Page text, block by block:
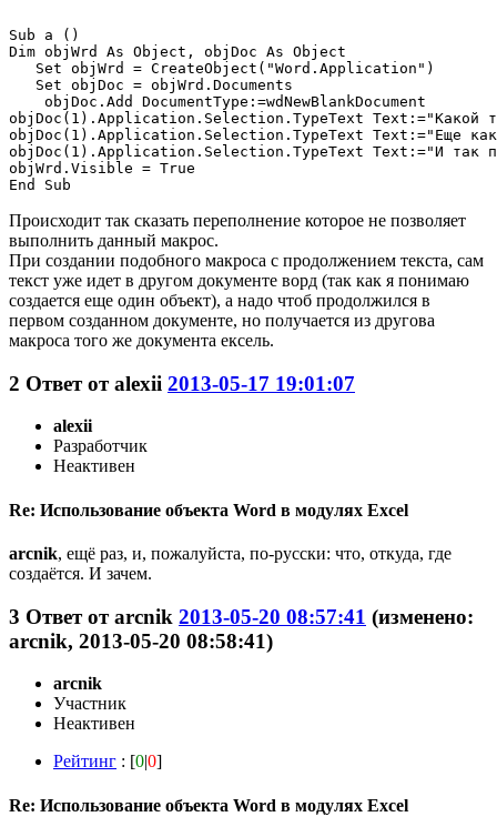
Sub a ()
Dim objWrd As Object, objDoc As Object
   Set objWrd = CreateObject("Word.Application")
   Set objDoc = objWrd.Documents
    objDoc.Add DocumentType:=wdNewBlankDocument
objDoc(1).Application.Selection.TypeText Text:="Какой
objDoc(1).Application.Selection.TypeText Text:="Еще
objDoc(1).Application.Selection.TypeText Text:="И так
objWrd.Visible = True
Происходит так сказать переполнение которое не позволяет
выполнить данный макрос.
При создании подобного макроса с продолжением текста, сам
текст уже идет в другом документе ворд (так как я понимаю
создается еще один объект), а надо чтоб продолжился в
первом созданном документе, но получается из другова
макроса того же документа ексель.
2 Ответ отalexii 2013-05-17 19:01:07
alexii
Разработчик
Неактивен
Re: Использование объекта Word в модулях Excel
arcnik, ещё раз, и, пожалуйста, по-русски: что, откуда, где
создаётся. И зачем.
3 Ответ отarcnik 2013-05-20 08:57:41 (изменено:
arcnik, 2013-05-20 08:58:41)
arcnik
Участник
Неактивен
Рейтинг : [0|0]
Re: Использование объекта Word в модулях Excel